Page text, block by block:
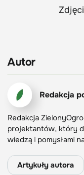
Autor
Redakcja
Redakcja
projektantów, który
wiedzą i pomysłami
Artykuły autora